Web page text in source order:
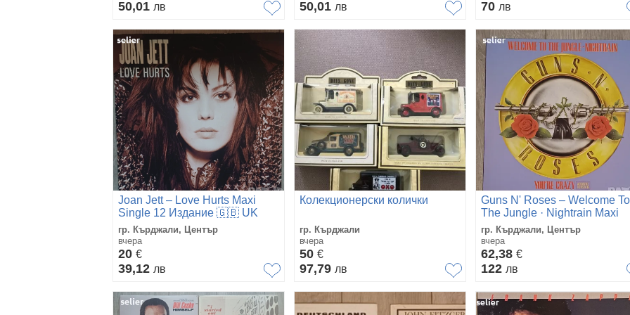
50,01 лв 50,01 лв 70 лв
Joan Jett ‎– Love Hurts Maxi
Single 12 Издание 🇬🇧 UK
1990г Състояние на
винила:NEAR MINT,много сил
гр. Кърджали, Център
вчера
20 €
39,12 лв
Колекционерски колички
гр. Кърджали
вчера
50 €
97,79 лв
Guns N' Roses ‎– Welcome To
The Jungle · Nightrain Maxi
Single 12 Немско издание
1987г Състояние на
гр. Кърджали, Център
вчера
62,38 €
122 лв